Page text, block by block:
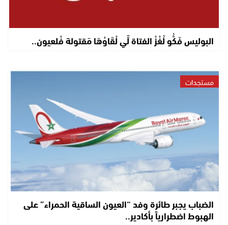
البوليس فَكُّو لُغْزْ الفتاة لِّي لْقَاوْهَا مَقتولة فْلعيون..
مستجدات
الضباب يجبر طائرة وفد “العيون الساقية الحمراء” على
الهبوط اضطرارياً بأكادير..